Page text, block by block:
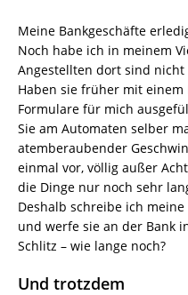
Meine Bankgeschäfte
Noch habe ich in meinem
Angestellten dort sind
Haben sie früher mit
Formulare für mich
Sie am Automaten selber
atemberaubender
einmal vor, völlig außer
die Dinge nur noch sehr
Deshalb schreibe ich
und werfe sie an der Bank
Schlitz – wie lange noch?
Und trotzdem